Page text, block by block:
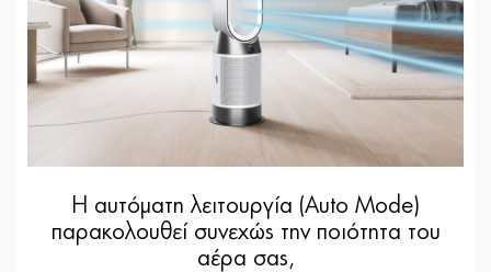
Η αυτόματη λειτουργία (Auto Mode)
παρακολουθεί συνεχώς την ποιότητα του
αέρα σας,